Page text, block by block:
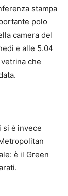
stampa
polo
camera del
e alle 5.04
che
si è invece
è il Green